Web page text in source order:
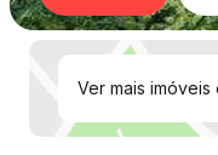
Ver mais imóveis